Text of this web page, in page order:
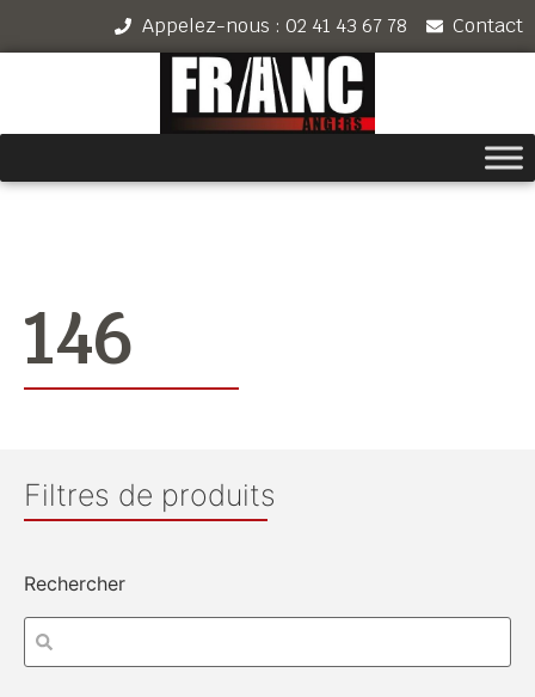
Appelez-nous : 02 41 43 67 78 Contact
146
Filtres de produits
Rechercher